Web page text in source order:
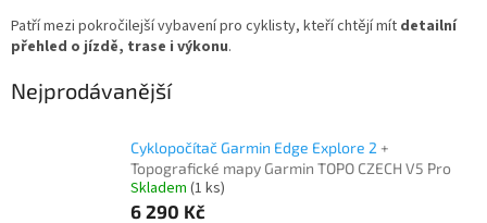
Patří mezi pokročilejší vybavení pro cyklisty, kteří chtějí mít detailní
přehled o jízdě, trase i výkonu.
Nejprodávanější
Cyklopočítač Garmin Edge Explore 2 +
Topografické mapy Garmin TOPO CZECH V5 Pro
Skladem (1 ks)
6 290 Kč